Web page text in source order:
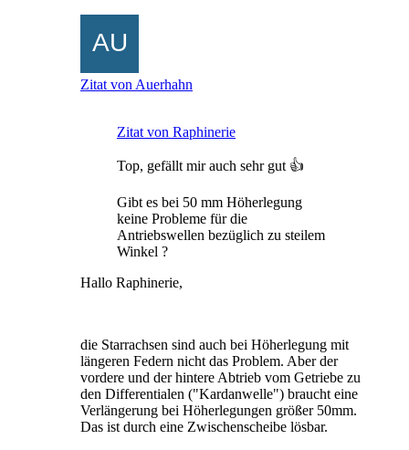
Zitat von Auerhahn
Zitat von Raphinerie
Top, gefällt mir auch sehr gut 👍
Gibt es bei 50 mm Höherlegung
keine Probleme für die
Antriebswellen bezüglich zu steilem
Winkel ?
Hallo Raphinerie,
die Starrachsen sind auch bei Höherlegung mit
längeren Federn nicht das Problem. Aber der
vordere und der hintere Abtrieb vom Getriebe zu
den Differentialen ("Kardanwelle") braucht eine
Verlängerung bei Höherlegungen größer 50mm.
Das ist durch eine Zwischenscheibe lösbar.